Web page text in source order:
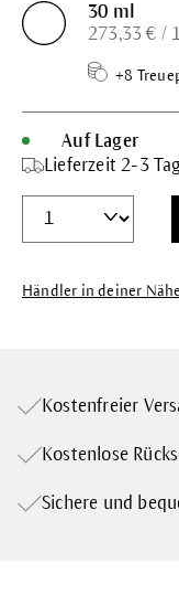
30 ml
273,33 € /
+8
Auf Lager
Lieferzeit 2-3
Händler in deiner
Kostenfreier
Kostenlose
Sichere und